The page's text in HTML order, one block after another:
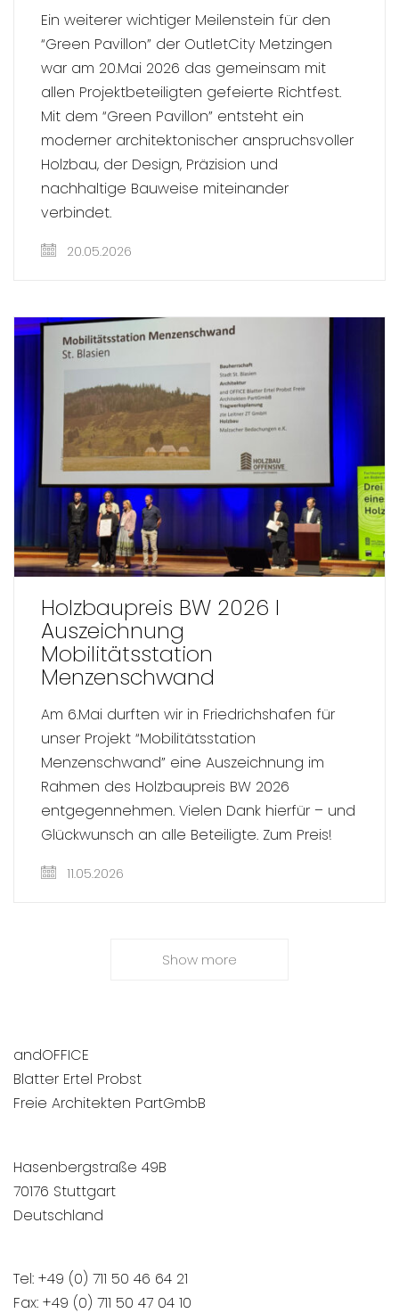
Ein weiterer wichtiger Meilenstein für den
“Green Pavillon” der OutletCity Metzingen
war am 20.Mai 2026 das gemeinsam mit
allen Projektbeteiligten gefeierte Richtfest.
Mit dem “Green Pavillon” entsteht ein
moderner architektonischer anspruchsvoller
Holzbau, der Design, Präzision und
nachhaltige Bauweise miteinander
verbindet.
20.05.2026
Holzbaupreis BW 2026 I
Auszeichnung
Mobilitätsstation
Menzenschwand
Am 6.Mai durften wir in Friedrichshafen für
unser Projekt “Mobilitätsstation
Menzenschwand” eine Auszeichnung im
Rahmen des Holzbaupreis BW 2026
entgegennehmen. Vielen Dank hierfür – und
Glückwunsch an alle Beteiligte. Zum Preis!
11.05.2026
Show more
andOFFICE
Blatter Ertel Probst
Freie Architekten PartGmbB
Hasenbergstraße 49B
70176 Stuttgart
Deutschland
Tel: +49 (0) 711 50 46 64 21
Fax: +49 (0) 711 50 47 04 10